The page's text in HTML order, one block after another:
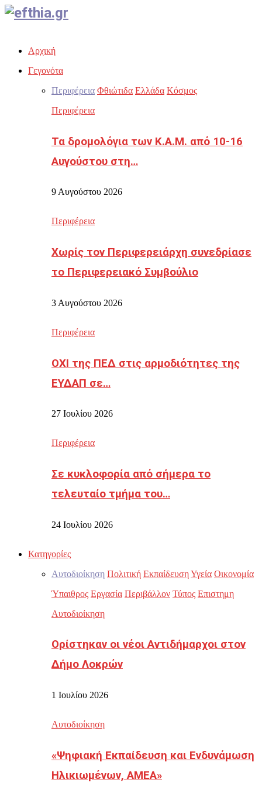
Facebook
Twitter
Instagram
Youtube
Email
Αρχική
Γεγονότα
Περιφέρεια Φθιώτιδα Ελλάδα Κόσμος
Περιφέρεια
Τα δρομολόγια των Κ.Α.Μ. από 10-16
Αυγούστου στη…
9 Αυγούστου 2026
Περιφέρεια
Χωρίς τον Περιφερειάρχη συνεδρίασε
το Περιφερειακό Συμβούλιο
3 Αυγούστου 2026
Περιφέρεια
ΟΧΙ της ΠΕΔ στις αρμοδιότητες της
ΕΥΔΑΠ σε…
27 Ιουλίου 2026
Περιφέρεια
Σε κυκλοφορία από σήμερα το
τελευταίο τμήμα του…
24 Ιουλίου 2026
Κατηγορίες
Αυτοδιοίκηση Πολιτική ΕκπαίδευσηΥγεία Οικονομία
Ύπαιθρος Εργασία Περιβάλλον Τύπος Επιστημη
Αυτοδιοίκηση
Ορίστηκαν οι νέοι Αντιδήμαρχοι στον
Δήμο Λοκρών
1 Ιουλίου 2026
Αυτοδιοίκηση
«Ψηφιακή Εκπαίδευση και Ενδυνάμωση
Ηλικιωμένων, ΑΜΕΑ»